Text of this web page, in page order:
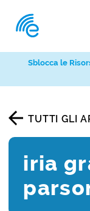
TUTTI GLI
iria
Sblocca le